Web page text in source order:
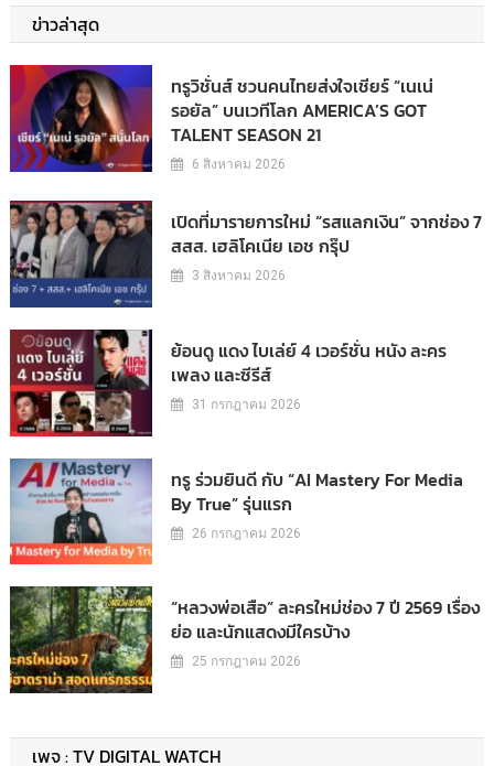
ข่าวล่าสุด
ทรูวิชั่นส์ ชวนคนไทยส่งใจเชียร์ “เนเน่
รอยัล” บนเวทีโลก AMERICA’S GOT
TALENT SEASON 21
6 สิงหาคม 2026
เปิดที่มารายการใหม่ “รสแลกเงิน” จากช่อง 7
สสส. เฮลิโคเนีย เอช กรุ๊ป
3 สิงหาคม 2026
ย้อนดู แดง ไบเล่ย์ 4 เวอร์ชั่น หนัง ละคร
เพลง และซีรีส์
31 กรกฎาคม 2026
ทรู ร่วมยินดี กับ “AI Mastery For Media
By True” รุ่นแรก
26 กรกฎาคม 2026
“หลวงพ่อเสือ” ละครใหม่ช่อง 7 ปี 2569 เรื่อง
ย่อ และนักแสดงมีใครบ้าง
25 กรกฎาคม 2026
เพจ : TV DIGITAL WATCH